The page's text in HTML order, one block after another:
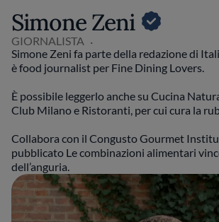
Simone Zeni
GIORNALISTA
Simone Zeni fa parte della redazione di
è food journalist per Fine Dining Lovers.
È possibile leggerlo anche su Cucina
Club Milano e Ristoranti, per cui cura la
Collabora con il Congusto Gourmet
pubblicato Le combinazioni alimentari
dell’anguria.